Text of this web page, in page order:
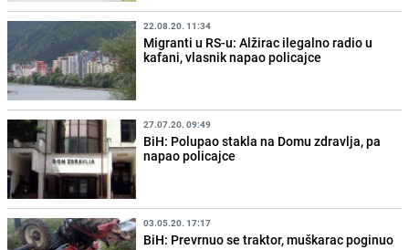
22.08.20. 11:34
Migranti u RS-u: Alžirac ilegalno radio u
kafani, vlasnik napao policajce
27.07.20. 09:49
BiH: Polupao stakla na Domu zdravlja, pa
napao policajce
03.05.20. 17:17
BiH: Prevrnuo se traktor, muškarac poginuo